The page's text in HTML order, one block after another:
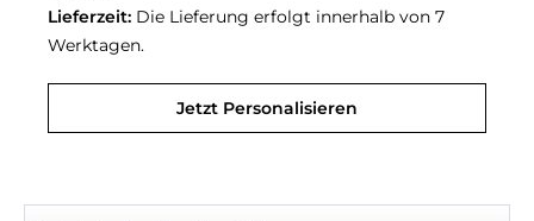
Lieferzeit: Die Lieferung erfolgt innerhalb von 7
Werktagen.
Jetzt Personalisieren